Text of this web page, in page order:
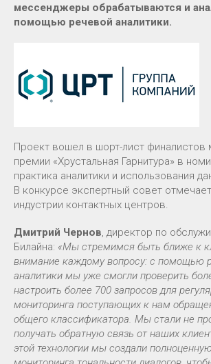
мессенджеры обрабатываются и
помощью речевой аналитики.
Проект вошел в шорт-лист финалистов
премии «Хрустальная Гарнитура» в
практика аналитики и использования
В конкурсе экспертный совет
индустрии контактных центров.
Дмитрий Чернов, директор по
Билайна: «Мы стремимся быть ближе к
внимание каждому вопросу: c помощью
аналитики мы уже смогли проверить
настроить более 700 запросов для
мониторинга поступающих к нам
общего классификатора. Мы стали не
получать обратную связь от наших
этой технологии мы создали